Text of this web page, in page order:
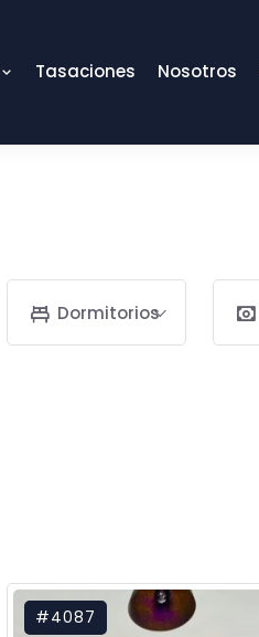
Tasaciones Nosotros
Dormitorios
#4087